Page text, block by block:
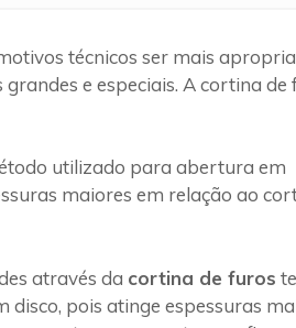
técnicos ser mais
e especiais. A cortina de
utilizado para abertura em
maiores em relação ao
através da cortina de furos
pois atinge espessuras